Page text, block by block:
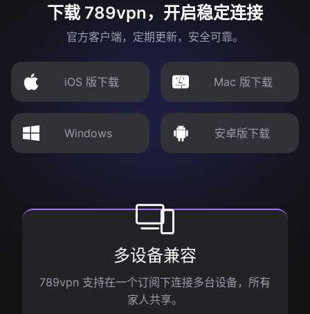
下载 789vpn，开启稳定连接
官方客户端，定期更新，安全可靠。
iOS 版下载 Mac 版下载
Windows 安卓版下载
多设备兼容
789vpn 支持在一个订阅下连接多台设备，所有
家人共享。